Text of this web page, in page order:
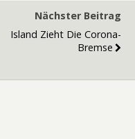
Nächster Beitrag
Island Zieht Die Corona-
Bremse